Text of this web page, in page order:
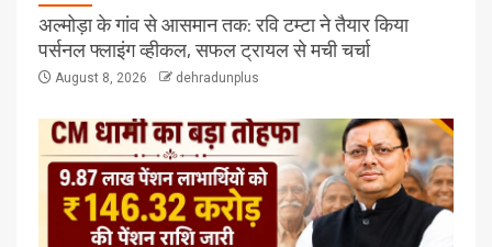
अल्मोड़ा के गांव से आसमान तक: रवि टम्टा ने तैयार किया
पर्सनल फ्लाइंग व्हीकल, सफल ट्रायल से मची चर्चा
August 8, 2026 dehradunplus